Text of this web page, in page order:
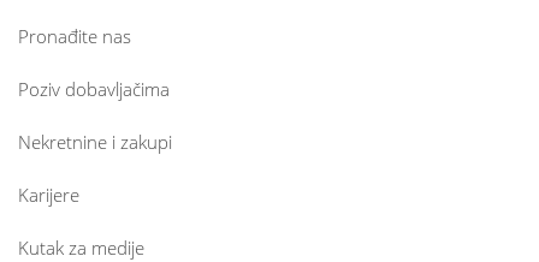
Pronađite nas
Poziv dobavljačima
Nekretnine i zakupi
Karijere
Kutak za medije